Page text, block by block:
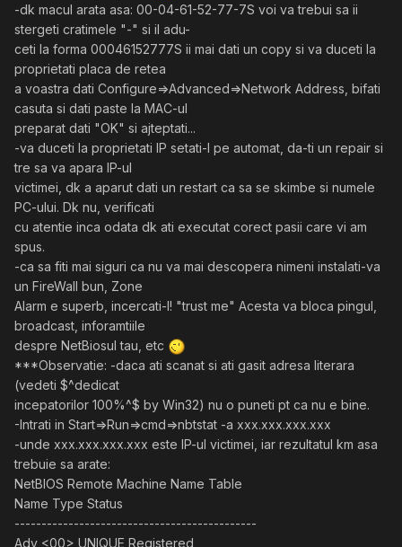
-dk macul arata asa: 00-04-61-52-77-7S voi va trebui sa ii
stergeti cratimele "-" si il adu-
ceti la forma 00046152777S ii mai dati un copy si va duceti la
proprietati placa de retea
a voastra dati Configure=>Advanced=>Network Address, bifati
casuta si dati paste la MAC-ul
preparat dati "OK" si ajteptati...
-va duceti la proprietati IP setati-l pe automat, da-ti un repair si
tre sa va apara IP-ul
victimei, dk a aparut dati un restart ca sa se skimbe si numele
PC-ului. Dk nu, verificati
cu atentie inca odata dk ati executat corect pasii care vi am
spus.
-ca sa fiti mai siguri ca nu va mai descopera nimeni instalati-va
un FireWall bun, Zone
Alarm e superb, incercati-l! "trust me" Acesta va bloca pingul,
broadcast, inforamtiile
despre NetBiosul tau, etc
***Observatie: -daca ati scanat si ati gasit adresa literara
(vedeti $^dedicat
incepatorilor 100%^$ by Win32) nu o puneti pt ca nu e bine.
-Intrati in Start=>Run=>cmd=>nbtstat -a xxx.xxx.xxx.xxx
-unde xxx.xxx.xxx.xxx este IP-ul victimei, iar rezultatul km asa
trebuie sa arate:
NetBIOS Remote Machine Name Table
Name Type Status
---------------------------------------------
Ady <00> UNIQUE Registered